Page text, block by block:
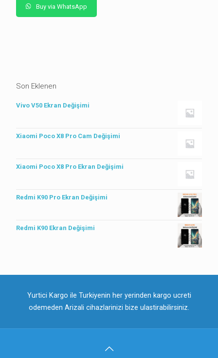
Buy via WhatsApp
Son Eklenen
Vivo V50 Ekran Değişimi
Xiaomi Poco X8 Pro Cam Değişimi
Xiaomi Poco X8 Pro Ekran Değişimi
Redmi K90 Pro Ekran Değişimi
Redmi K90 Ekran Değişimi
Yurtici Kargo ile Turkiyenin her yerinden kargo ucreti
odemeden Arizali cihazlarinizi bize ulastirabilirsiniz.